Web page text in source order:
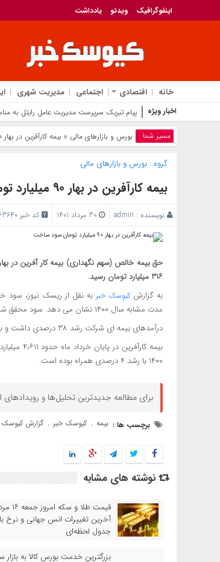
اینفوگرافیک ویدئو یادداشت
خانه اقتصادی اجتماعی مدیریت شهری
اخبار ویژه پیام تبریک سرپرست مدیریت عامل رایتل به
مسیر شما بورس و بازار‌های مالی » بیمه کارآفرین در بهار ۹۰ میلیارد تومان سود ساخت
گروه :بورس و بازار‌های مالی
بیمه کارآفرین در بهار ۹۰ میلیارد تومان سود ساخت
نویسنده : admin کد خبر 163640
۳۱۶ میلیارد تومان رسید.
به گزارش کیوسک خبر
مدت مشابه سال ۱۴۰۰ نشان می دهد. سود محقق شده هر سهم نیز با سرمایه ۹۵۰ میلیارد تومانی ۹۵ ریال اعلام شده است.
درآمدهای بیمه ای شرکت رشد ۳۸ درصدی داشت و به ۵۳۵ میلیارد تومان بالغ گردید.
بیمه
۱۴۰۰ با رشد ۴ درصدی همراه بوده است.
برای مطالعه جدیدترین تحلیل‌ها و رویدادهای
برچسب ها : بیمه , کیوسک خبر , گزارش کیوسک
نوشته های مشابه
آخرین تغییرات انس جهانی و نرخ
جدول لحظه‌ای
بزرگترین خدمت بورس کالا به